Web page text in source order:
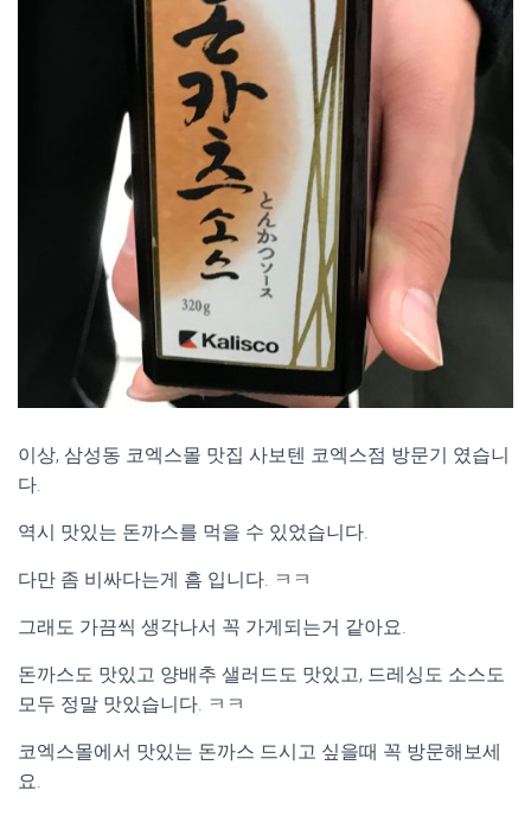
이상, 삼성동 코엑스몰 맛집 사보텐 코엑스점 방문기 였습니
다.
역시 맛있는 돈까스를 먹을 수 있었습니다.
다만 좀 비싸다는게 흠 입니다. ㅋㅋ
그래도 가끔씩 생각나서 꼭 가게되는거 같아요.
돈까스도 맛있고 양배추 샐러드도 맛있고, 드레싱도 소스도
모두 정말 맛있습니다. ㅋㅋ
코엑스몰에서 맛있는 돈까스 드시고 싶을때 꼭 방문해보세
요.